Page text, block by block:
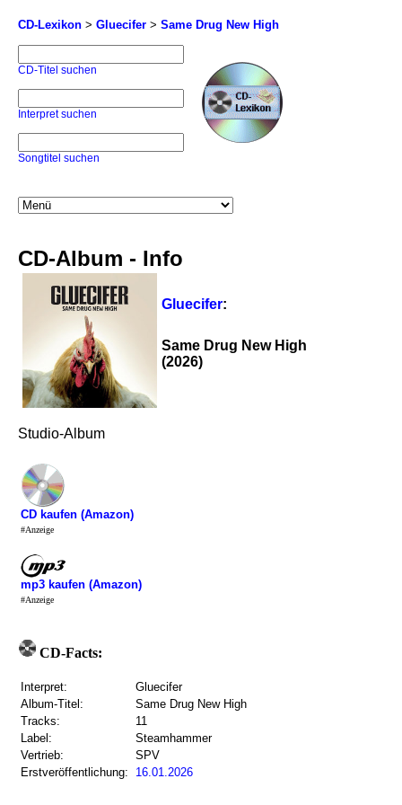
CD-Lexikon > Gluecifer > Same Drug New High
CD-Titel suchen
Interpret suchen
Songtitel suchen
CD-Album - Info
Gluecifer:
Same Drug New High
(2026)
Studio-Album
CD kaufen (Amazon)
#Anzeige
mp3 kaufen (Amazon)
#Anzeige
CD-Facts:
Interpret:
Gluecifer
Album-Titel:
Same Drug New High
Tracks:
11
Label:
Steamhammer
Vertrieb:
SPV
Erstveröffentlichung:
16.01.2026